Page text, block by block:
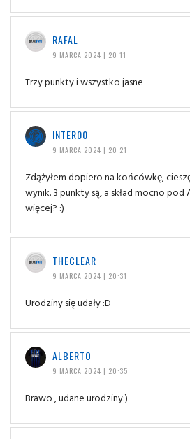
RAFAL
9 MARCA 2024 | 20:11
Trzy punkty i wszystko jasne
INTER00
9 MARCA 2024 | 20:21
Zdążyłem dopiero na końcówkę,
wynik. 3 punkty są, a skład mocno
więcej? :)
THECLEAR
9 MARCA 2024 | 20:31
Urodziny się udały :D
ALBERTO
9 MARCA 2024 | 20:35
Brawo , udane urodziny:)